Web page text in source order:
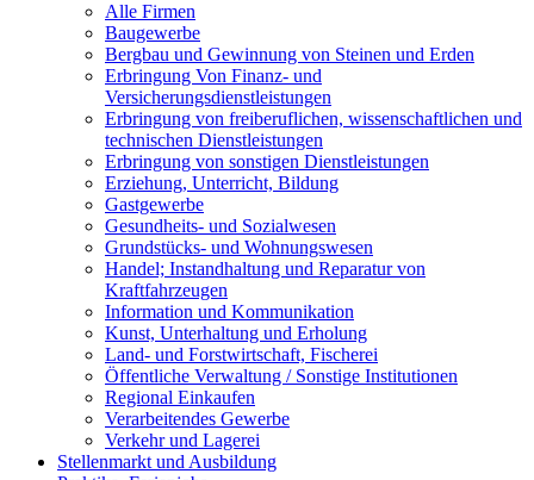
Alle Firmen
Baugewerbe
Bergbau und Gewinnung von Steinen und Erden
Erbringung Von Finanz- und
Versicherungsdienstleistungen
Erbringung von freiberuflichen, wissenschaftlichen und
technischen Dienstleistungen
Erbringung von sonstigen Dienstleistungen
Erziehung, Unterricht, Bildung
Gastgewerbe
Gesundheits- und Sozialwesen
Grundstücks- und Wohnungswesen
Handel; Instandhaltung und Reparatur von
Kraftfahrzeugen
Information und Kommunikation
Kunst, Unterhaltung und Erholung
Land- und Forstwirtschaft, Fischerei
Öffentliche Verwaltung / Sonstige Institutionen
Regional Einkaufen
Verarbeitendes Gewerbe
Verkehr und Lagerei
Stellenmarkt und Ausbildung